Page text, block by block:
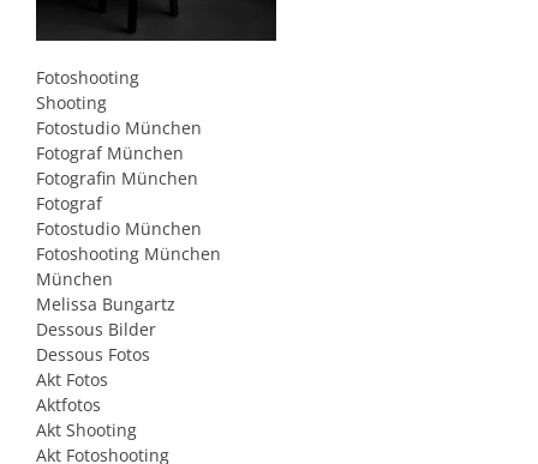
Fotoshooting
Shooting
Fotostudio München
Fotograf München
Fotografin München
Fotograf
Fotostudio München
Fotoshooting München
München
Melissa Bungartz
Dessous Bilder
Dessous Fotos
Akt Fotos
Aktfotos
Akt Shooting
Akt Fotoshooting